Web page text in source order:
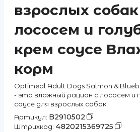
взрослых
лососем и
крем соусе
корм
Optimeal Adult Dogs Salmon &
- это влажный рацион с лососем и
соусе для взрослых собак.
Артикул: B2910502
Штрихкод: 4820215369725